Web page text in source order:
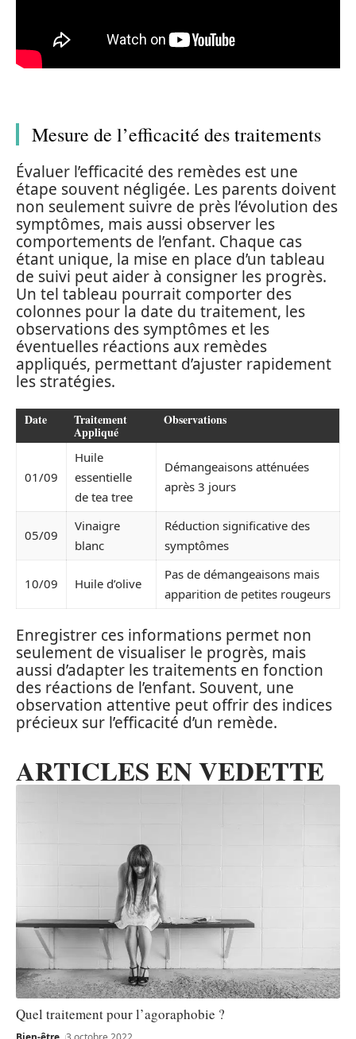
Mesure de l’efficacité des traitements
Évaluer l’efficacité des remèdes est une
étape souvent négligée. Les parents doivent
non seulement suivre de près l’évolution des
symptômes, mais aussi observer les
comportements de l’enfant. Chaque cas
étant unique, la mise en place d’un tableau
de suivi peut aider à consigner les progrès.
Un tel tableau pourrait comporter des
colonnes pour la date du traitement, les
observations des symptômes et les
éventuelles réactions aux remèdes
appliqués, permettant d’ajuster rapidement
les stratégies.
Date Traitement
Appliqué
Observations
01/09
Huile
essentielle
de tea tree
Démangeaisons atténuées
après 3 jours
05/09
Vinaigre
blanc
Réduction significative des
symptômes
10/09 Huile d’olive
Pas de démangeaisons mais
apparition de petites rougeurs
Enregistrer ces informations permet non
seulement de visualiser le progrès, mais
aussi d’adapter les traitements en fonction
des réactions de l’enfant. Souvent, une
observation attentive peut offrir des indices
précieux sur l’efficacité d’un remède.
ARTICLES EN VEDETTE
Quel traitement pour l’agoraphobie ?